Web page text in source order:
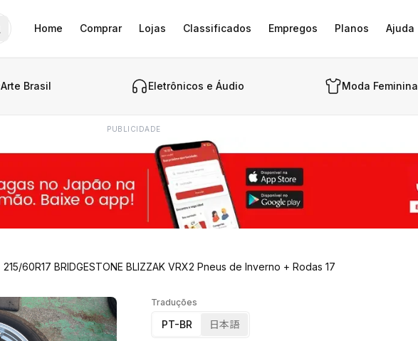
Home Comprar Lojas Classificados Empregos Planos Ajuda
Arte Brasil Eletrônicos e Áudio Moda Feminina
PUBLICIDADE
215/60R17 BRIDGESTONE BLIZZAK VRX2 Pneus de Inverno + Rodas 17
Traduções
PT-BR 日本語